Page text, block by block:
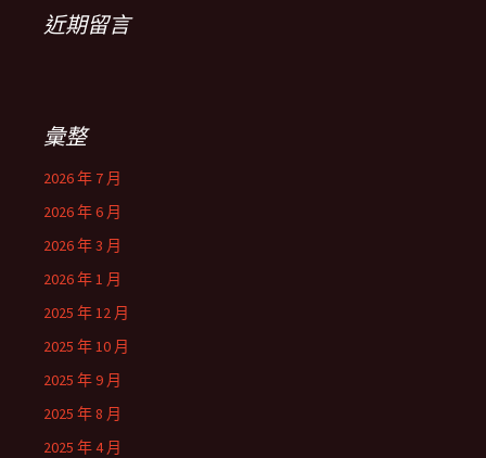
近期留言
彙整
2026 年 7 月
2026 年 6 月
2026 年 3 月
2026 年 1 月
2025 年 12 月
2025 年 10 月
2025 年 9 月
2025 年 8 月
2025 年 4 月